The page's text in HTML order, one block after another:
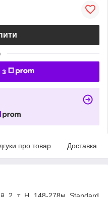
з
про товар Доставка
2 т H 148-278м Standard